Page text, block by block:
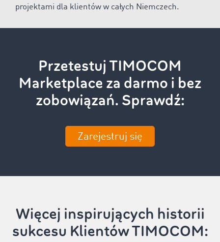
projektami dla klientów w całych Niemczech.
Przetestuj TIMOCOM
Marketplace za darmo i bez
zobowiązań. Sprawdź:
Zarejestruj się
Więcej inspirujących historii
sukcesu Klientów TIMOCOM: